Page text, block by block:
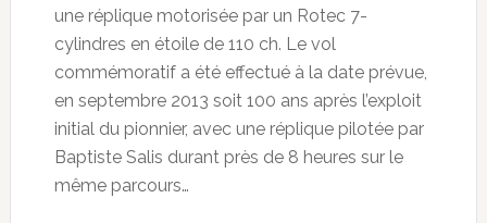
une réplique motorisée par un Rotec 7-
cylindres en étoile de 110 ch. Le vol
commémoratif a été effectué à la date prévue,
en septembre 2013 soit 100 ans après l’exploit
initial du pionnier, avec une réplique pilotée par
Baptiste Salis durant près de 8 heures sur le
même parcours…